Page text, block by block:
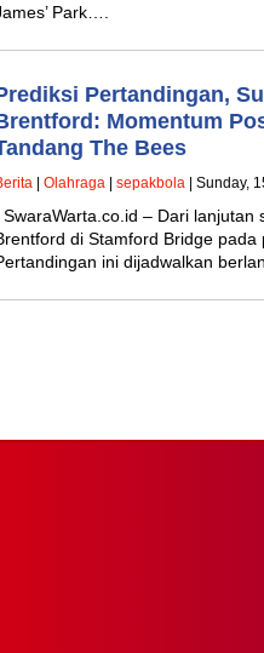
Park….
Pertandingan,
Momentum
The Bees
Olahraga sepakbola | Sunday,
SwaraWarta.co.id – Dari
di Stamford Bridge
ini dijadwalkan